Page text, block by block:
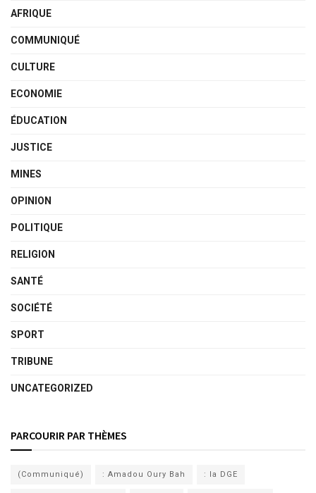
AFRIQUE
COMMUNIQUÉ
CULTURE
ECONOMIE
ÉDUCATION
JUSTICE
MINES
OPINION
POLITIQUE
RELIGION
SANTÉ
SOCIÉTÉ
SPORT
TRIBUNE
UNCATEGORIZED
PARCOURIR PAR THÈMES
(Communiqué) : Amadou Oury Bah : la DGE